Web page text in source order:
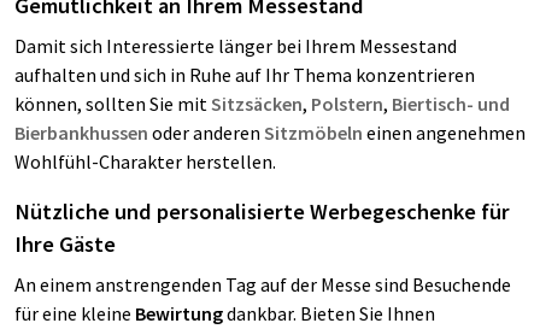
Damit sich Interessierte länger bei Ihrem Messestand
aufhalten und sich in Ruhe auf Ihr Thema konzentrieren
können, sollten Sie mitSitzsäcken, Polstern, Biertisch- und
Bierbankhussen oder anderen Sitzmöbeln einen angenehmen
Wohlfühl-Charakter herstellen.
Nützliche und personalisierte Werbegeschenke für
Ihre Gäste
An einem anstrengenden Tag auf der Messe sind Besuchende
für eine kleine Bewirtungdankbar. Bieten Sie Ihnen